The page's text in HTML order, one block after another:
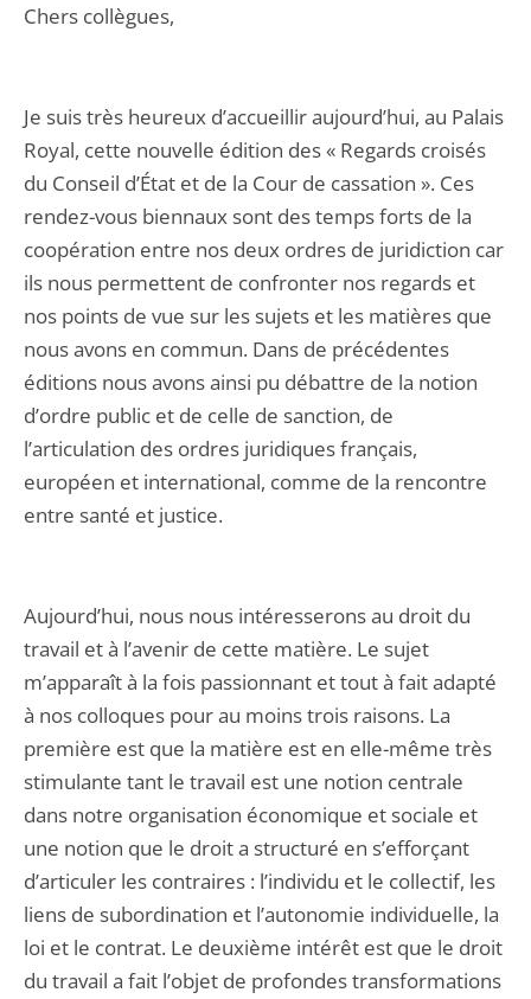
Chers collègues,
Je suis très heureux d’accueillir aujourd’hui, au Palais
Royal, cette nouvelle édition des « Regards croisés
du Conseil d’État et de la Cour de cassation ». Ces
rendez-vous biennaux sont des temps forts de la
coopération entre nos deux ordres de juridiction car
ils nous permettent de confronter nos regards et
nos points de vue sur les sujets et les matières que
nous avons en commun. Dans de précédentes
éditions nous avons ainsi pu débattre de la notion
d’ordre public et de celle de sanction, de
l’articulation des ordres juridiques français,
européen et international, comme de la rencontre
entre santé et justice.
Aujourd’hui, nous nous intéresserons au droit du
travail et à l’avenir de cette matière. Le sujet
m’apparaît à la fois passionnant et tout à fait adapté
à nos colloques pour au moins trois raisons. La
première est que la matière est en elle-même très
stimulante tant le travail est une notion centrale
dans notre organisation économique et sociale et
une notion que le droit a structuré en s’efforçant
d’articuler les contraires : l’individu et le collectif, les
liens de subordination et l’autonomie individuelle, la
loi et le contrat. Le deuxième intérêt est que le droit
du travail a fait l’objet de profondes transformations